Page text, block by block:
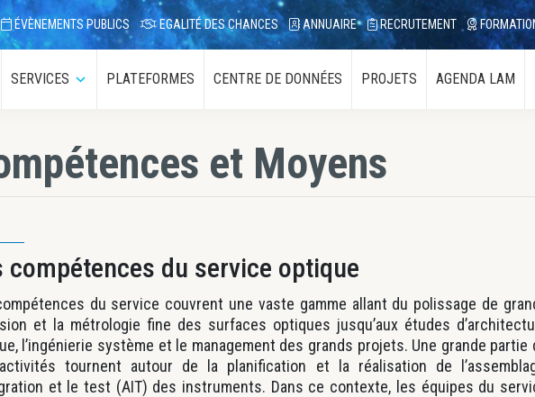
ÉVÈNEMENTS PUBLICS EGALITÉ DES CHANCES ANNUAIRE RECRUTEMENT
SERVICES
Sous-
menuPLATEFORMES CENTRE DE DONNÉES PROJETS AGENDA LAM
et Moyens
compétences du service optique
du service couvrent une vaste gamme allant du polissage de
et la métrologie fine des surfaces optiques jusqu’aux études
l’ingénierie système et le management des grands projets. Une grande partie
tournent autour de la planification et la réalisation de
et le test (AIT) des instruments. Dans ce contexte, les équipes du